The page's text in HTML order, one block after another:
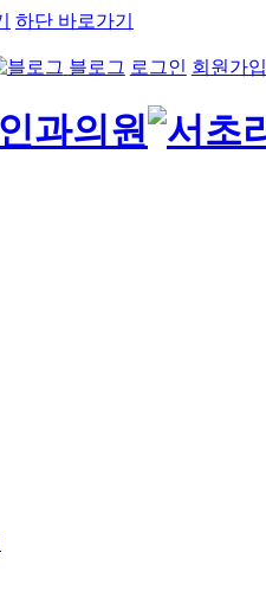
하단 바로가기
블로그 로그인 회원가입
과의원